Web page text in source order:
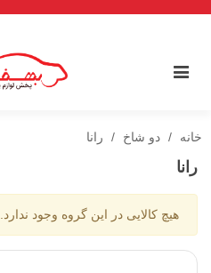
خانه / دو شاخ / رانا
رانا
هیچ کالایی در این گروه وجود ندارد.